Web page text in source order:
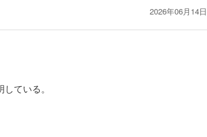
2026年06月14日
ている。